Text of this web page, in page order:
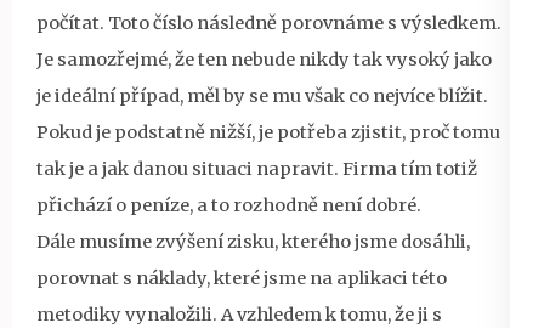
počítat. Toto číslo následně porovnáme s výsledkem.
Je samozřejmé, že ten nebude nikdy tak vysoký jako
je ideální případ, měl by se mu však co nejvíce blížit.
Pokud je podstatně nižší, je potřeba zjistit, proč tomu
tak je a jak danou situaci napravit. Firma tím totiž
přichází o peníze, a to rozhodně není dobré.
Dále musíme zvýšení zisku, kterého jsme dosáhli,
porovnat s náklady, které jsme na aplikaci této
metodiky vynaložili. A vzhledem k tomu, že ji s